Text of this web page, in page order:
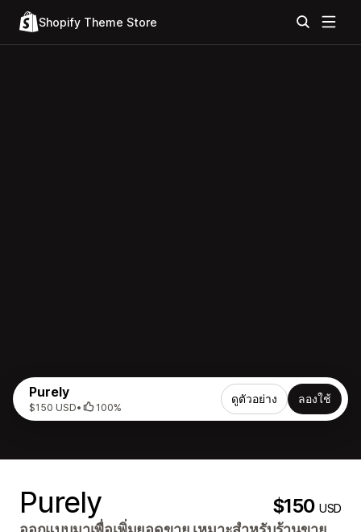
Shopify Theme Store
Purely
$150 USD• 100%
ดูตัวอย่าง ลองใช้
Purely $150USD